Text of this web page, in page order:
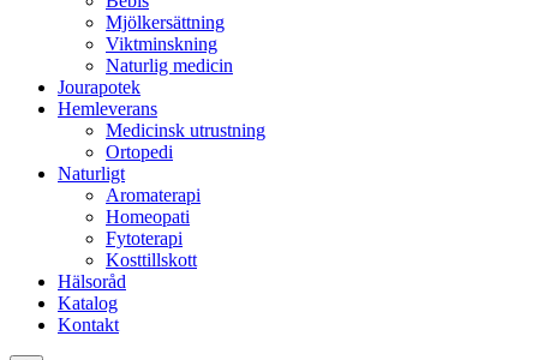
Mjölkersättning
Viktminskning
Naturlig medicin
Jourapotek
Hemleverans
Medicinsk utrustning
Ortopedi
Naturligt
Aromaterapi
Homeopati
Fytoterapi
Kosttillskott
Hälsoråd
Katalog
Kontakt